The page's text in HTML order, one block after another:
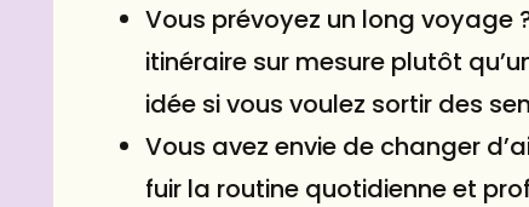
Vous prévoyez un long voyage
itinéraire sur mesure plutôt
idée si vous voulez sortir des
Vous avez envie de changer
fuir la routine quotidienne et